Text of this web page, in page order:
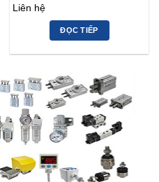
Liên hệ
ĐỌC TIẾP